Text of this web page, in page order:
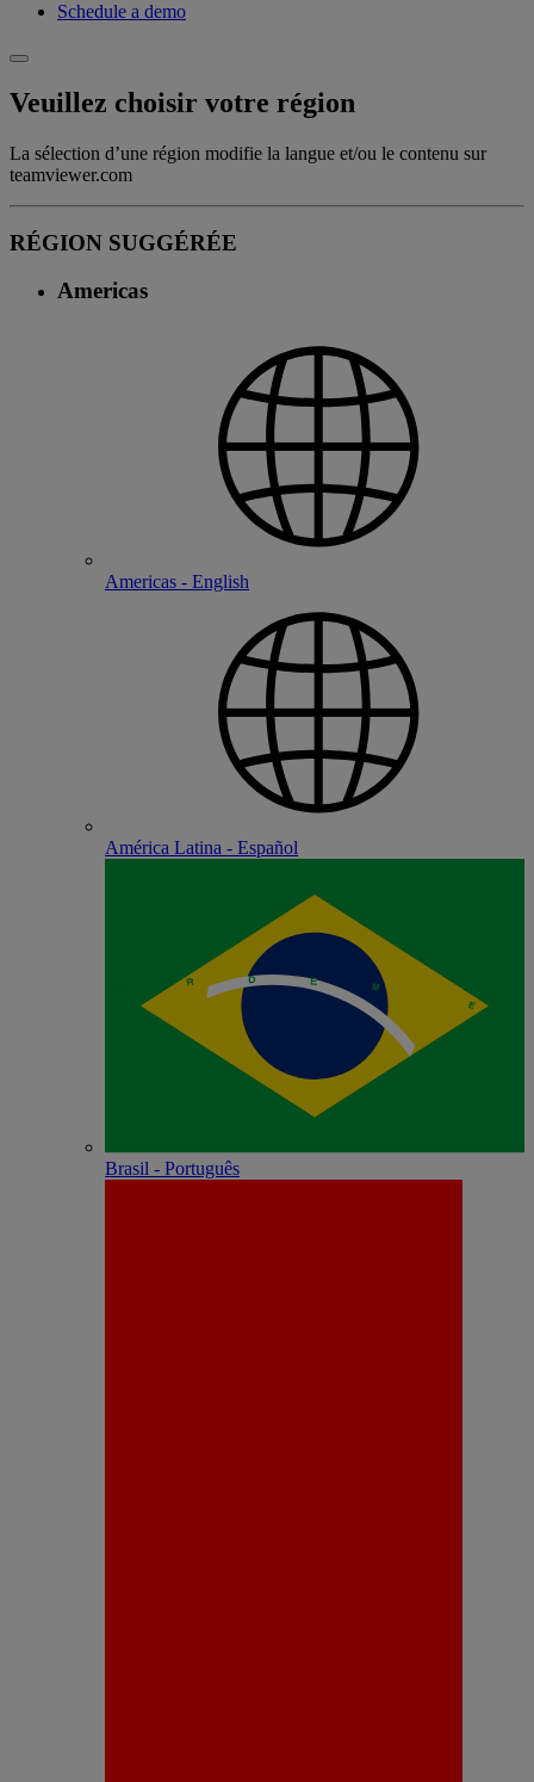
Schedule a demo
Veuillez choisir votre région
La sélection d’une région modifie la langue et/ou le contenu sur
teamviewer.com
RÉGION SUGGÉRÉE
Americas
Americas - English
América Latina - Español
Brasil - Português